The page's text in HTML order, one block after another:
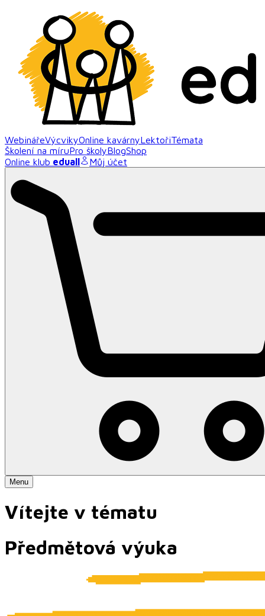
WebinářeVýcvikyOnline kavárnyLektořiTémata
Školení na míruPro školyBlogShop
Online klub eduall Můj účet
Menu
Vítejte v tématu
Předmětová výuka